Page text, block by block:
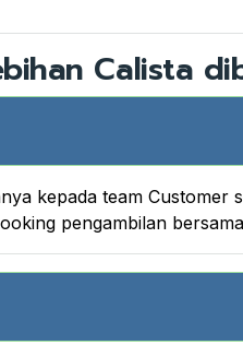
Calista
kepada team
pengambilan